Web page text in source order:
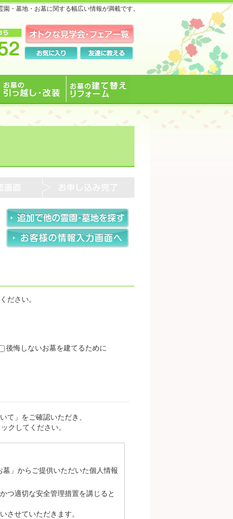
・墓地・お墓に関する幅広い情報が満載です。
ださい。
後悔しないお墓を建てるために
て」をご確認いただき、
クしてください。
墓」からご提供いただいた個人情報
つ適切な安全管理措置を講じると
させていただきます。